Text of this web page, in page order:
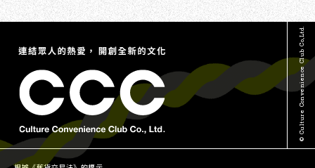
其他詢問
關於蔦屋書店
© Culture Convenience Club Co.,Ltd.